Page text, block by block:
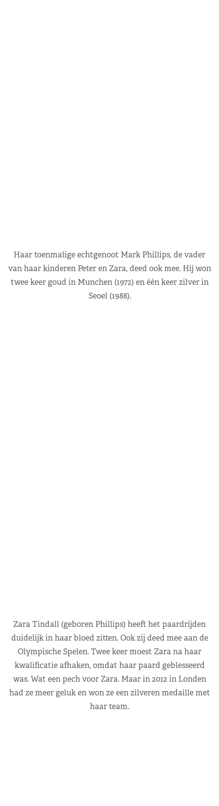
Haar toenmalige echtgenoot Mark Phillips, de vader
van haar kinderen Peter en Zara, deed ook mee. Hij won
twee keer goud in Munchen (1972) en één keer zilver in
Seoel (1988).
Zara Tindall (geboren Phillips) heeft het paardrijden
duidelijk in haar bloed zitten. Ook zij deed mee aan de
Olympische Spelen. Twee keer moest Zara na haar
kwalificatie afhaken, omdat haar paard geblesseerd
was. Wat een pech voor Zara. Maar in 2012 in Londen
had ze meer geluk en won ze een zilveren medaille met
haar team.